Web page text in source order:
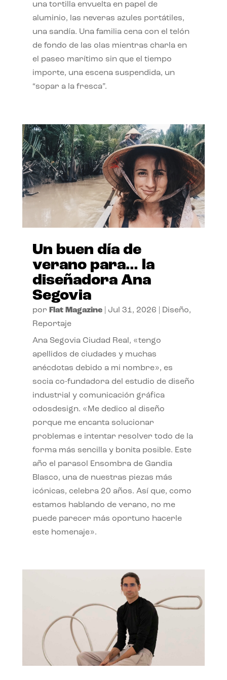
una tortilla envuelta en papel de
aluminio, las neveras azules portátiles,
una sandía. Una familia cena con el telón
de fondo de las olas mientras charla en
el paseo marítimo sin que el tiempo
importe, una escena suspendida, un
“sopar a la fresca”.
Un buen día de
verano para… la
diseñadora Ana
Segovia
por Flat Magazine| Jul 31, 2026 Diseño,
Reportaje
Ana Segovia Ciudad Real, «tengo
apellidos de ciudades y muchas
anécdotas debido a mi nombre», es
socia co-fundadora del estudio de diseño
industrial y comunicación gráfica
odosdesign. «Me dedico al diseño
porque me encanta solucionar
problemas e intentar resolver todo de la
forma más sencilla y bonita posible. Este
año el parasol Ensombra de Gandia
Blasco, una de nuestras piezas más
icónicas, celebra 20 años. Así que, como
estamos hablando de verano, no me
puede parecer más oportuno hacerle
este homenaje».